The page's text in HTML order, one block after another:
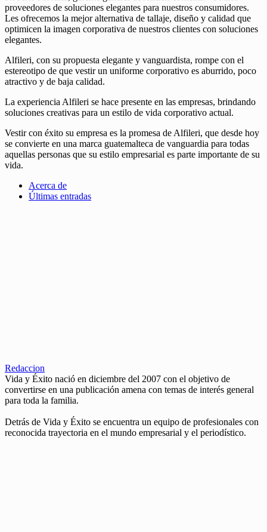
proveedores de soluciones elegantes para nuestros consumidores.
Les ofrecemos la mejor alternativa de tallaje, diseño y calidad que
optimicen la imagen corporativa de nuestros clientes con soluciones
elegantes.
Alfileri, con su propuesta elegante y vanguardista, rompe con el
estereotipo de que vestir un uniforme corporativo es aburrido, poco
atractivo y de baja calidad.
La experiencia Alfileri se hace presente en las empresas, brindando
soluciones creativas para un estilo de vida corporativo actual.
Vestir con éxito su empresa es la promesa de Alfileri, que desde hoy
se convierte en una marca guatemalteca de vanguardia para todas
aquellas personas que su estilo empresarial es parte importante de su
vida.
Acerca de
Últimas entradas
Redaccion
Vida y Éxito nació en diciembre del 2007 con el objetivo de
convertirse en una publicación amena con temas de interés general
para toda la familia.
Detrás de Vida y Éxito se encuentra un equipo de profesionales con
reconocida trayectoria en el mundo empresarial y el periodístico.